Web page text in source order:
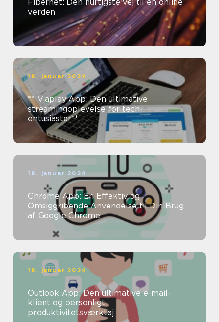
Fibernet: Den hurtigste vej til en online
verden
18. januar 2024
** Viaplay App: Den ultimative
streamingoplevelse for tech-
entusiaster**
18. januar 2024
Chrome App: En Effektiv og
Omsiggribende Anvendelse til Din Brug
af Google Chrome
18. januar 2024
Outlook App: Den ultimative e-mail-
klient og personligt
produktivitetsværktøj